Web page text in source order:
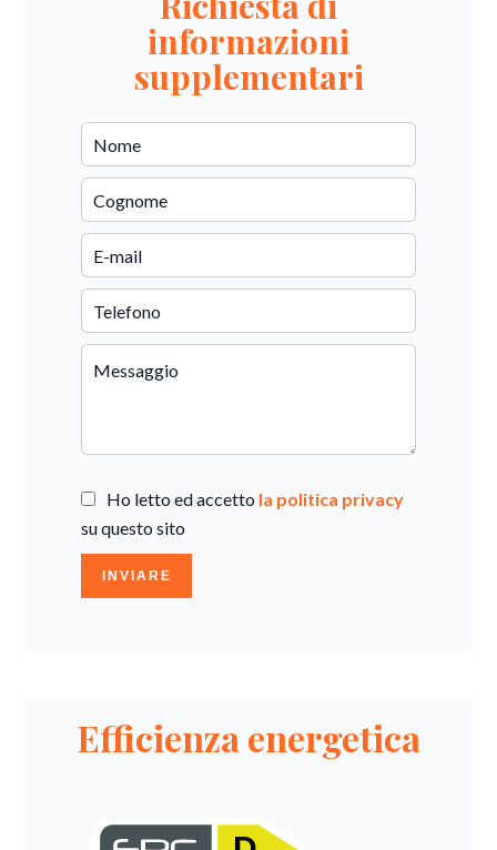
informazioni
supplementari
Ho letto ed accetto la politica privacy
su questo sito
INVIARE
Efficienza energetica